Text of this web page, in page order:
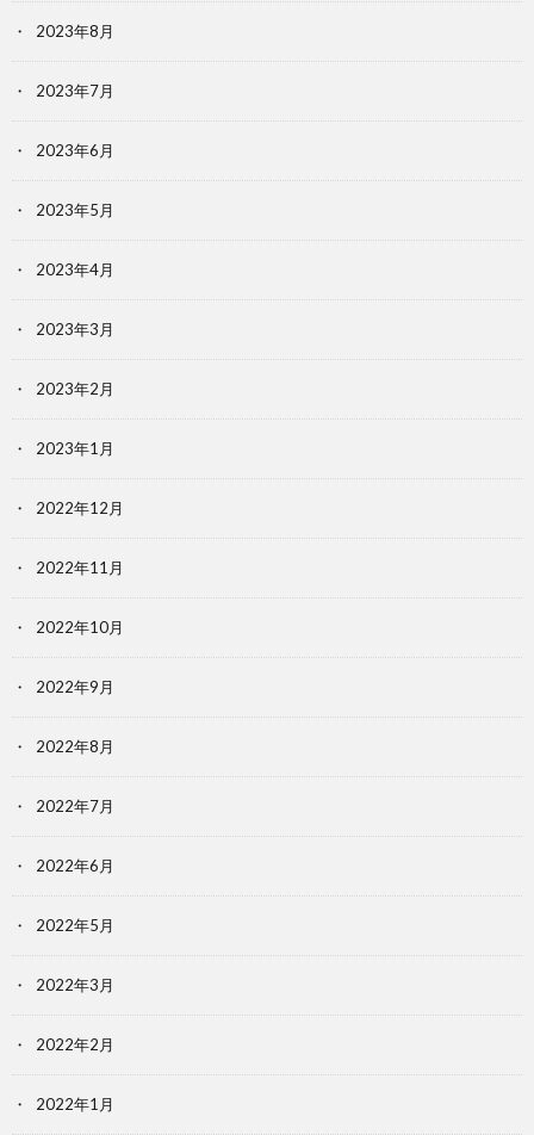
2023年8月
2023年7月
2023年6月
2023年5月
2023年4月
2023年3月
2023年2月
2023年1月
2022年12月
2022年11月
2022年10月
2022年9月
2022年8月
2022年7月
2022年6月
2022年5月
2022年3月
2022年2月
2022年1月